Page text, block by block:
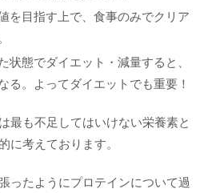
を目指す上で、食事のみでクリア
状態でダイエット・減量すると、
る。よってダイエットでも重要！
最も不足してはいけない栄養素と
に考えております。
ったようにプロテインについて過